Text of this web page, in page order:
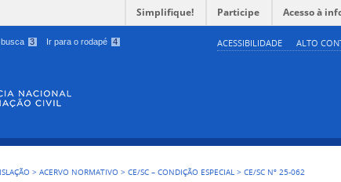
3 Ir para o rodapé 4 ACESSIBILIDADE ALTO
Simplifique! Participe Acesso à
>ACERVO NORMATIVO >CE/SC – CONDIÇÃO ESPECIAL >CE/SC Nº 25-062